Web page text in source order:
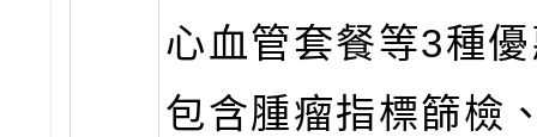
心血管套餐等3種
包含腫瘤指標篩檢